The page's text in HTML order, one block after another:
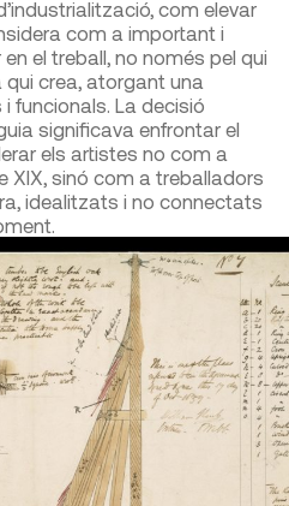
com elevar
com a important i
el treball, no només pel qui
crea, atorgant una
funcionals. La decisió
significava enfrontar el
els artistes no com a
XIX, sinó com a treballadors
idealitzats i no connectats